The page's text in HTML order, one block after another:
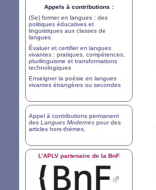
Appels à contributions :
(Se) former en langues : des
politiques éducatives et
linguistiques aux classes de
langues
Évaluer et certifier en langues
vivantes : pratiques, compétences,
plurilinguisme et transformations
technologiques
Enseigner la poésie en langues
vivantes étrangères ou secondes
Appel à contributions permanent
des Langues Modernes pour des
articles hors-thèmes
L’APLV partenaire de la BnF